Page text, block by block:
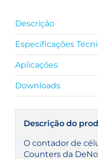
Descrição
Especificações
Aplicações
Downloads
Descrição do
O contador de
Counters da